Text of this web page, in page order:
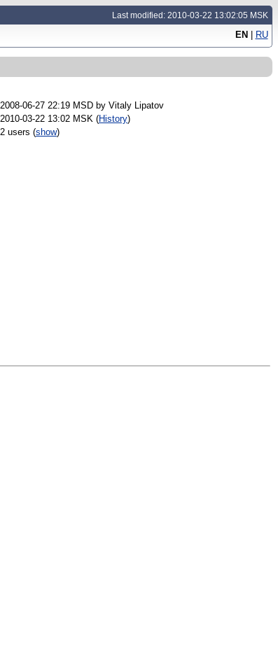
Last modified: 2010-03-22 13:02:05 MSK
EN | RU
2008-06-27 22:19 MSD by Vitaly Lipatov
2010-03-22 13:02 MSK (History)
2 users (show)